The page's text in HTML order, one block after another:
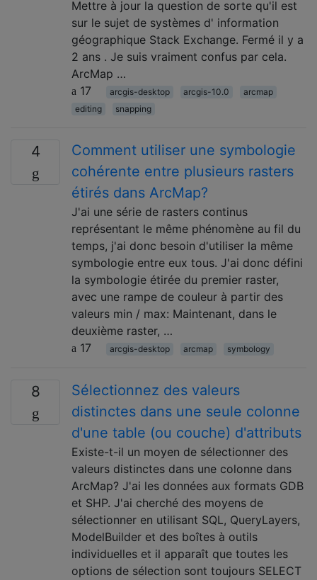
Mettre à jour la question de sorte qu'il est
sur le sujet de systèmes d' information
géographique Stack Exchange. Fermé il y a
2 ans . Je suis vraiment confus par cela.
ArcMap …
17
arcgis-desktop arcgis-10.0
arcmap
editing
snapping
4
Comment utiliser une symbologie
cohérente entre plusieurs rasters
étirés dans ArcMap?
J'ai une série de rasters continus
représentant le même phénomène au fil du
temps, j'ai donc besoin d'utiliser la même
symbologie entre eux tous. J'ai donc défini
la symbologie étirée du premier raster,
avec une rampe de couleur à partir des
valeurs min / max: Maintenant, dans le
deuxième raster, …
17
arcgis-desktop arcmap symbology
8
Sélectionnez des valeurs
distinctes dans une seule colonne
d'une table (ou couche) d'attributs
Existe-t-il un moyen de sélectionner des
valeurs distinctes dans une colonne dans
ArcMap? J'ai les données aux formats GDB
et SHP. J'ai cherché des moyens de
sélectionner en utilisant SQL, QueryLayers,
ModelBuilder et des boîtes à outils
individuelles et il apparaît que toutes les
options de sélection sont toujours SELECT